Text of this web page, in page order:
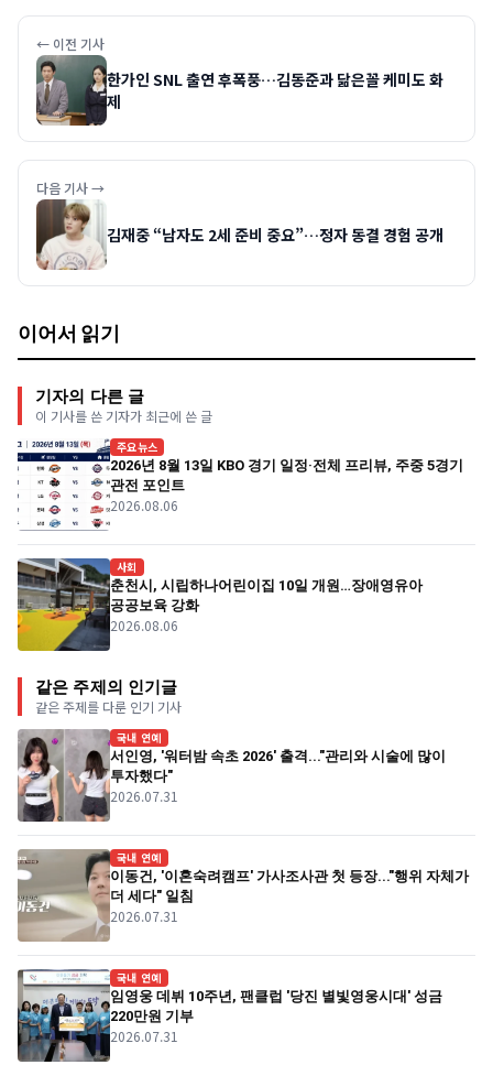
← 이전 기사
한가인 SNL 출연 후폭풍…김동준과 닮은꼴 케미도 화
제
다음 기사 →
김재중 “남자도 2세 준비 중요”…정자 동결 경험 공개
이어서 읽기
기자의 다른 글
이 기사를 쓴 기자가 최근에 쓴 글
주요뉴스
2026년 8월 13일 KBO 경기 일정·전체 프리뷰, 주중 5경기
관전 포인트
2026.08.06
사회
춘천시, 시립하나어린이집 10일 개원…장애영유아
공공보육 강화
2026.08.06
같은 주제의 인기글
같은 주제를 다룬 인기 기사
국내 연예
서인영, '워터밤 속초 2026' 출격..."관리와 시술에 많이
투자했다"
2026.07.31
국내 연예
이동건, '이혼숙려캠프' 가사조사관 첫 등장..."행위 자체가
더 세다" 일침
2026.07.31
국내 연예
임영웅 데뷔 10주년, 팬클럽 '당진 별빛영웅시대' 성금
220만원 기부
2026.07.31